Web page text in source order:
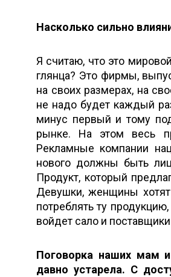
Насколько сильно
Я считаю, что это
глянца? Это фирмы,
на своих размерах, на
не надо будет каждый
минус первый и тому
рынке. На этом весь
Рекламные компании
нового должны быть
Продукт, который
Девушки, женщины
потреблять ту
войдет сало и
Поговорка наших мам
давно устарела. С